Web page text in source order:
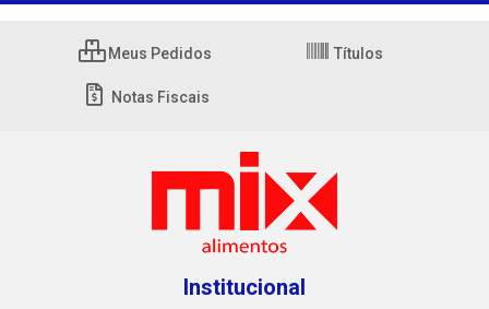
Meus Pedidos Títulos
Notas Fiscais
Institucional